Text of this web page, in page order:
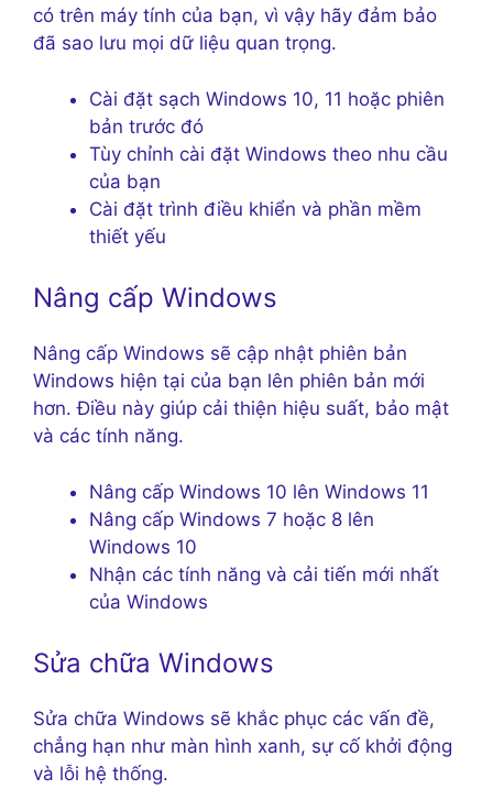
có trên máy tính của bạn, vì vậy hãy đảm bảo
đã sao lưu mọi dữ liệu quan trọng.
Cài đặt sạch Windows 10, 11 hoặc phiên
bản trước đó
Tùy chỉnh cài đặt Windows theo nhu cầu
của bạn
Cài đặt trình điều khiển và phần mềm
thiết yếu
Nâng cấp Windows
Nâng cấp Windows sẽ cập nhật phiên bản
Windows hiện tại của bạn lên phiên bản mới
hơn. Điều này giúp cải thiện hiệu suất, bảo mật
và các tính năng.
Nâng cấp Windows 10 lên Windows 11
Nâng cấp Windows 7 hoặc 8 lên
Windows 10
Nhận các tính năng và cải tiến mới nhất
của Windows
Sửa chữa Windows
Sửa chữa Windows sẽ khắc phục các vấn đề,
chẳng hạn như màn hình xanh, sự cố khởi động
và lỗi hệ thống.